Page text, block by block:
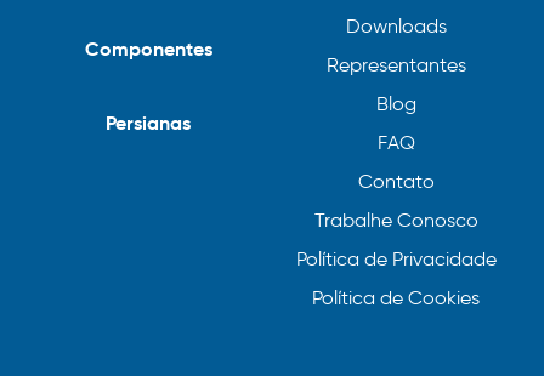
Downloads
Representantes
Blog
FAQ
Contato
Trabalhe Conosco
Política de Privacidade
Política de Cookies
Componentes
Persianas